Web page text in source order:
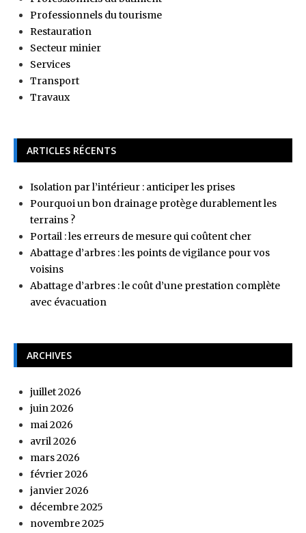
Professionnels du tourisme
Restauration
Secteur minier
Services
Transport
Travaux
ARTICLES RÉCENTS
Isolation par l’intérieur : anticiper les prises
Pourquoi un bon drainage protège durablement les
terrains ?
Portail : les erreurs de mesure qui coûtent cher
Abattage d’arbres : les points de vigilance pour vos
voisins
Abattage d’arbres : le coût d’une prestation complète
avec évacuation
ARCHIVES
juillet 2026
juin 2026
mai 2026
avril 2026
mars 2026
février 2026
janvier 2026
décembre 2025
novembre 2025